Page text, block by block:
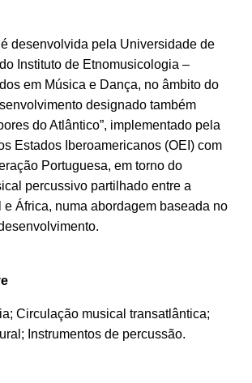
desenvolvida pela Universidade de
Instituto de Etnomusicologia –
em Música e Dança, no âmbito do
designado também
do Atlântico”, implementado pela
Estados Iberoamericanos (OEI) com
Portuguesa, em torno do
percussivo partilhado entre a
e África, numa abordagem baseada no
Circulação musical transatlântica;
Instrumentos de percussão.